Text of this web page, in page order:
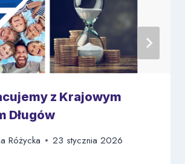
z Krajowym
Długów
Różycka 23 stycznia 2026